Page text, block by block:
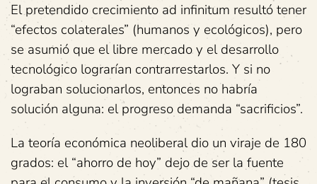
El pretendido crecimiento ad infinitum resultó tener
“efectos colaterales” (humanos y ecológicos), pero
se asumió que el libre mercado y el desarrollo
tecnológico lograrían contrarrestarlos. Y si no
lograban solucionarlos, entonces no habría
solución alguna: el progreso demanda “sacrificios”.
La teoría económica neoliberal dio un viraje de 180
grados: el “ahorro de hoy” dejo de ser la fuente